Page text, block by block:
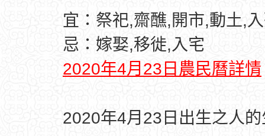
宜：祭祀,齋醮,開市,動土,
忌：嫁娶,移徙,入宅
2020年4月23日農民曆詳情
2020年4月23日出生之人